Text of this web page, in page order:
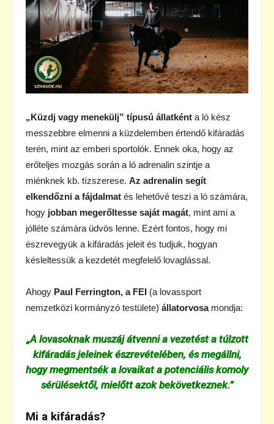
„Küzdj vagy menekülj” típusú állatként a ló kész
messzebbre elmenni a küzdelemben értendő kifáradás
terén, mint az emberi sportolók. Ennek oka, hogy az
erőteljes mozgás során a ló adrenalin szintje a
miénknek kb. tízszerese. Az adrenalin segít
elkendőzni a fájdalmat és lehetővé teszi a ló számára,
hogy jobban megerőltesse saját magát, mint ami a
jólléte számára üdvös lenne. Ezért fontos, hogy mi
észrevegyük a kifáradás jeleit és tudjuk, hogyan
késleltessük a kezdetét megfelelő lovaglással.
Ahogy Paul Ferrington, a FEI (a lovassport
nemzetközi kormányzó testülete) állatorvosamondja:
„A lovasoknak muszáj átvenni a vezetést a túlzott
kifáradás jeleinek észrevételében, és megállni,
hogy megmentsék a lovaikat a potenciális komoly
sérülésektől, mielőtt azok bekövetkeznek.”
Mi a kifáradás?